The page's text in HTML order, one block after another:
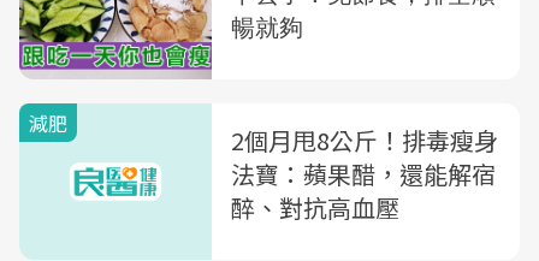
減肥
2個月甩8公斤！排毒瘦身
法寶：蘋果醋，還能解宿
醉、對抗高血壓